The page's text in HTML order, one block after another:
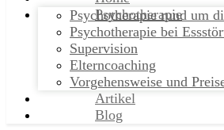
Psychotherapie
Psychotherapie rund um
Psychotherapie bei
Supervision
Elterncoaching
Vorgehensweise und
Artikel
Blog